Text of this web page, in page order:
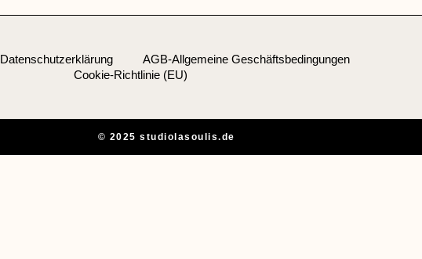
Datenschutzerklärung
AGB-Allgemeine Geschäftsbedingungen
Cookie-Richtlinie (EU)
© 2025 studiolasoulis.de